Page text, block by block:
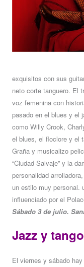
exquisitos con sus
neto corte tanguero. El
voz femenina con
pasado en el blues y el
como Willy Crook,
el blues, el floclore y el
Graña y musicalizo
“Ciudad Salvaje” y la
personalidad
un estilo muy personal.
influenciado por el
Sábado 3 de julio.
Jazz y
El viernes y sábado hay